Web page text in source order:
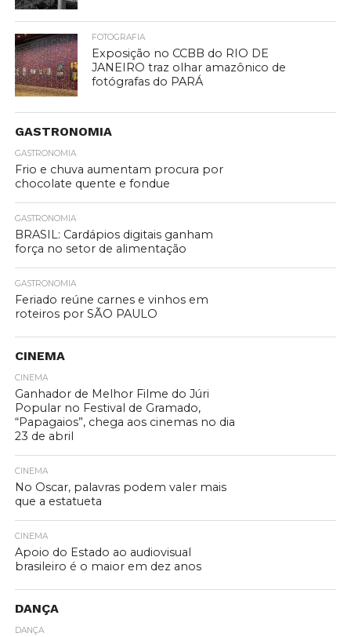
FOTOGRAFIA
Exposição no CCBB do RIO DE
JANEIRO traz olhar amazônico de
fotógrafas do PARÁ
GASTRONOMIA
GASTRONOMIA
Frio e chuva aumentam procura por
chocolate quente e fondue
GASTRONOMIA
BRASIL: Cardápios digitais ganham
força no setor de alimentação
GASTRONOMIA
Feriado reúne carnes e vinhos em
roteiros por SÃO PAULO
CINEMA
CINEMA
Ganhador de Melhor Filme do Júri
Popular no Festival de Gramado,
“Papagaios”, chega aos cinemas no dia
23 de abril
CINEMA
No Oscar, palavras podem valer mais
que a estatueta
CINEMA
Apoio do Estado ao audiovisual
brasileiro é o maior em dez anos
DANÇA
DANÇA